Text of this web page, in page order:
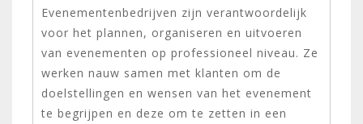
Evenementenbedrijven zijn verantwoordelijk
voor het plannen, organiseren en uitvoeren
van evenementen op professioneel niveau. Ze
werken nauw samen met klanten om de
doelstellingen en wensen van het evenement
te begrijpen en deze om te zetten in een